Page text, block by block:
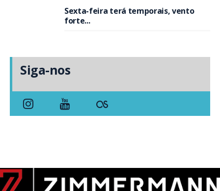
Sexta-feira terá temporais, vento
forte...
Siga-nos